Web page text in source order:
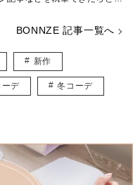
BONNZE 記事一覧へ
新作
ーデ 冬コーデ